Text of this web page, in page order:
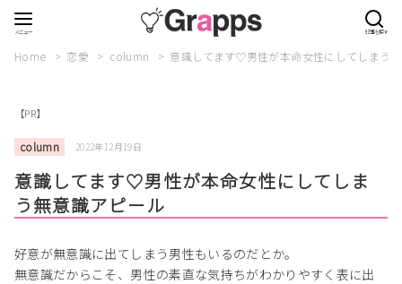
Home 恋愛 column 意識してます♡男性が本命女性にしてしまう
【PR】
column 2022年12月19日
意識してます♡男性が本命女性にしてしま
う無意識アピール
好意が無意識に出てしまう男性もいるのだとか。
無意識だからこそ、男性の素直な気持ちがわかりやすく表に出